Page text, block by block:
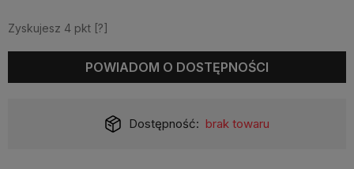
Zyskujesz 4 pkt [?]
POWIADOM O DOSTĘPNOŚCI
Dostępność: brak towaru